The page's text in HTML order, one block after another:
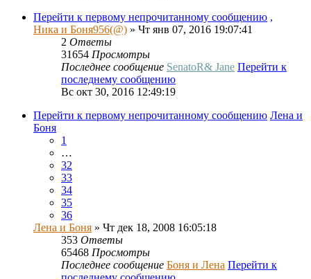
Перейти к первому непрочитанному сообщению ,
Ника и Боня956(@) » Чт янв 07, 2016 19:07:41
2 Ответы
31654 Просмотры
Последнее сообщение SenatoR& Jane Перейти к
последнему сообщению
Вс окт 30, 2016 12:49:19
Перейти к первому непрочитанному сообщению Лена и
Боня
1
…
32
33
34
35
36
Лена и Боня » Чт дек 18, 2008 16:05:18
353 Ответы
65468 Просмотры
Последнее сообщение Боня и Лена Перейти к